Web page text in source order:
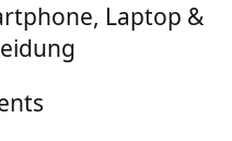
Laptop &